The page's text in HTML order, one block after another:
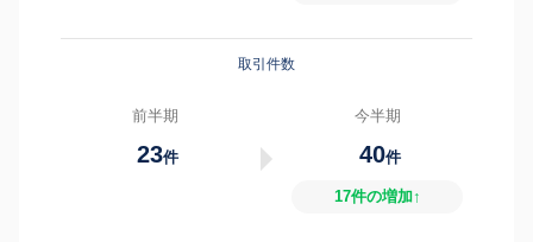
取引件数
前半期
23件
今半期
40件
17件の増加↑